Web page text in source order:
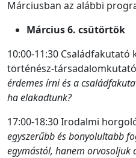
Márciusban az alábbi
Március 6. csütörtök
10:00-11:30 Családfakutató
történész-
érdemes írni és a
ha elakadtunk?
17:00-18:30 Irodalmi
egyszerűbb és bonyolultabb
egymástól, hanem orvosoljuk